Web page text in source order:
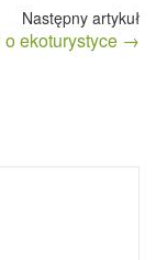
o ekoturystyce →